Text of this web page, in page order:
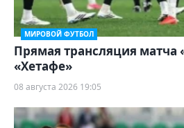
МИРОВОЙ ФУТБОЛ
Прямая трансляция матча
«Хетафе»
08 августа 2026 19:05